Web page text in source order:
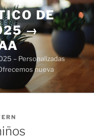
DE
→
– Personalizadas
nueva